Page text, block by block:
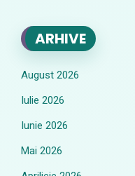
ARHIVE
August 2026
Iulie 2026
Iunie 2026
Mai 2026